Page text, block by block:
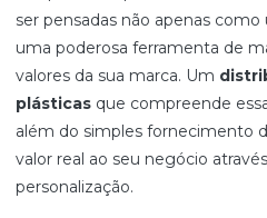
ser pensadas não apenas
uma poderosa ferramenta de
valores da sua marca. Um
plásticas que compreende
além do simples fornecimento
valor real ao seu negócio
personalização.